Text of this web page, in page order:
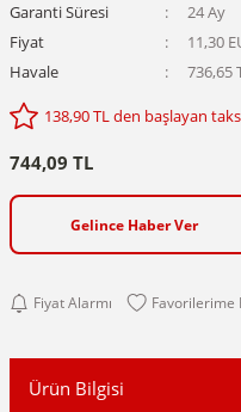
Garanti Süresi
24 Ay
Fiyat
11,30
Havale
736,65
138,90 TL den başlayan
744,09 TL
Gelince Haber Ver
Fiyat Alarmı
Ürün Bilgisi